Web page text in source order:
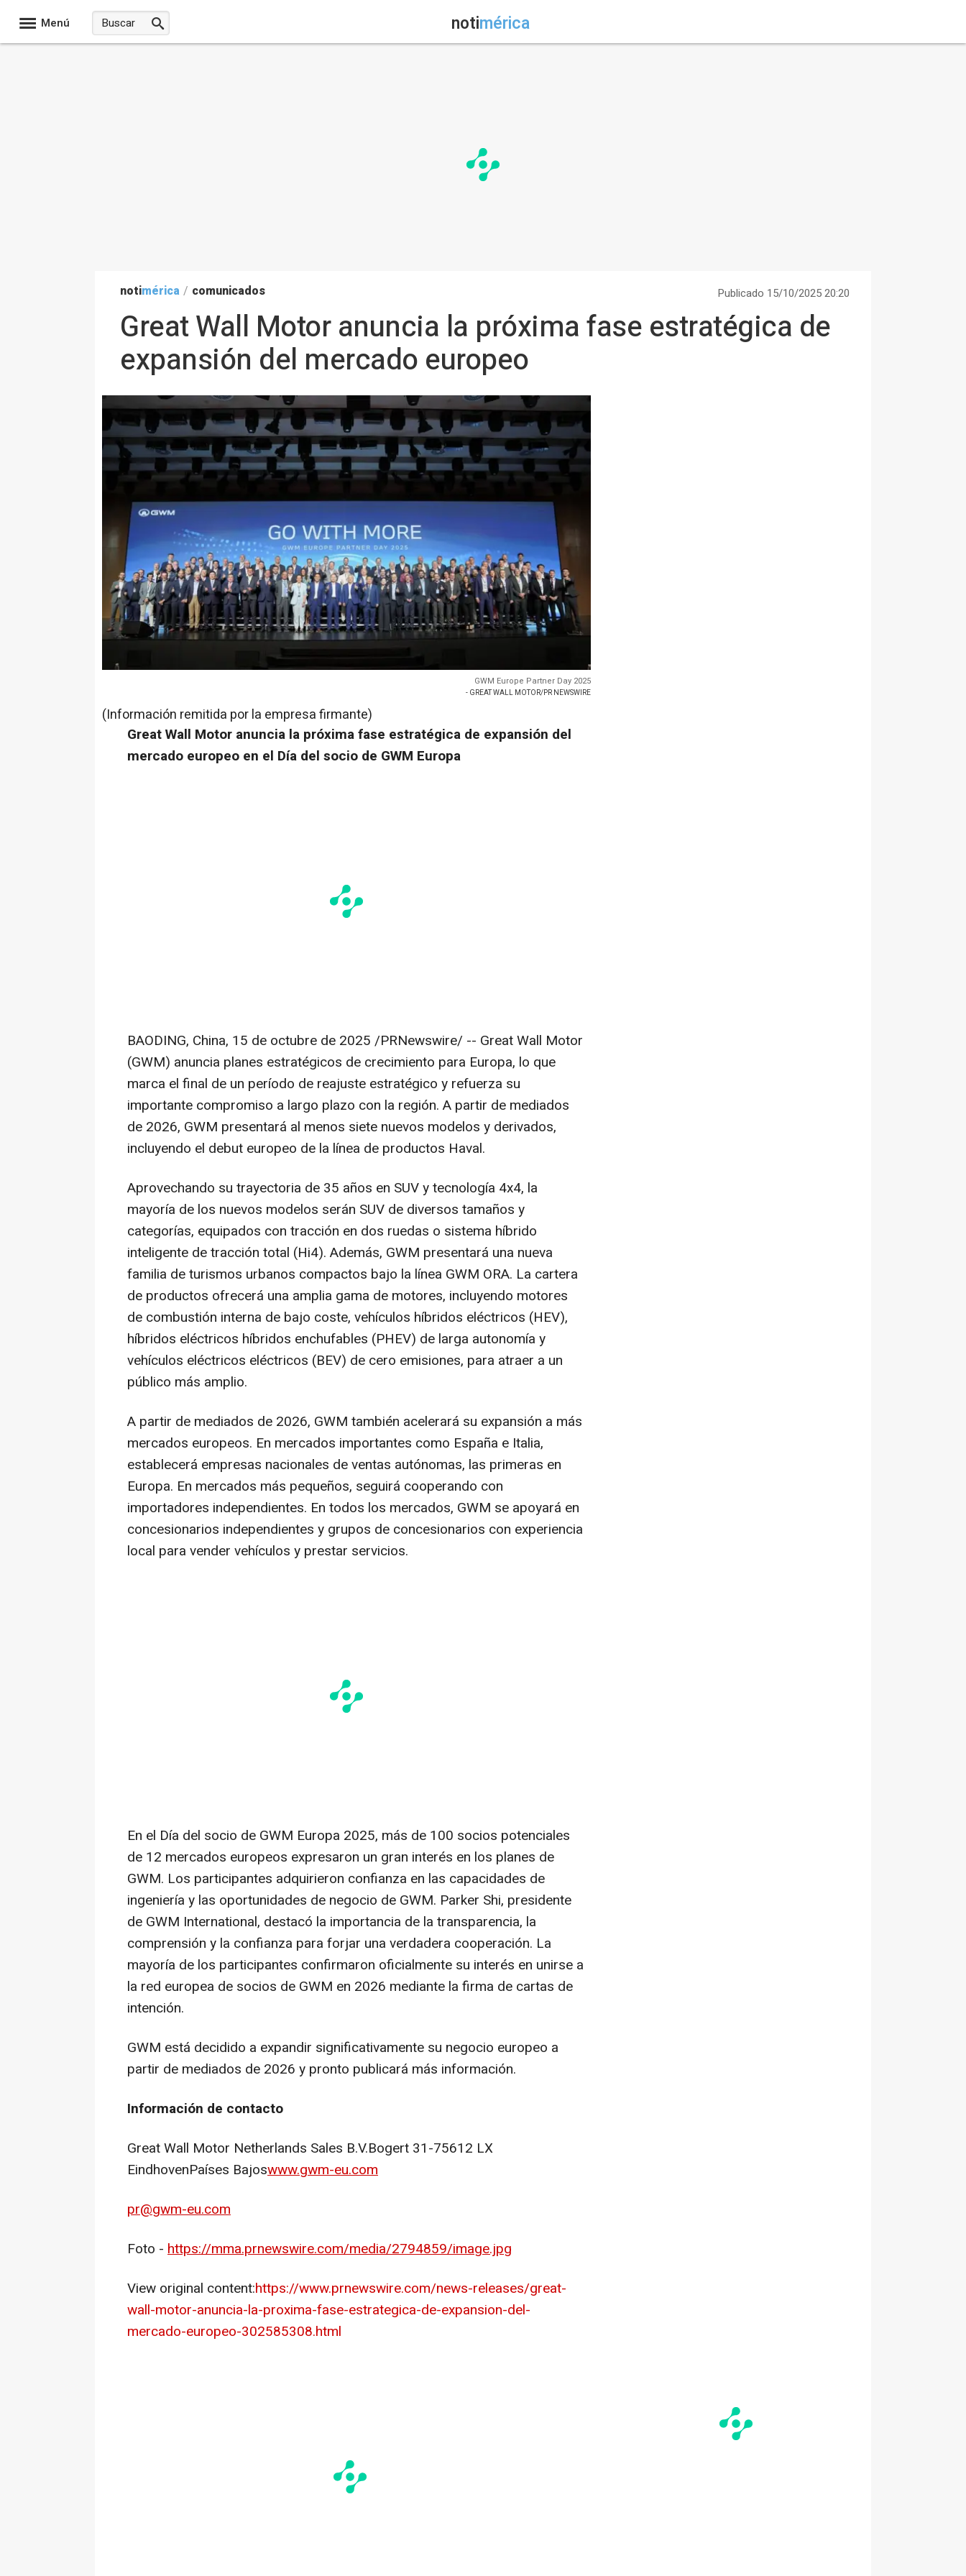
Menú notimérica
notimérica / comunicados Publicado 15/10/2025 20:20
Great Wall Motor anuncia la próxima fase estratégica de
expansión del mercado europeo
GWM Europe Partner Day 2025
- GREAT WALL MOTOR/PR NEWSWIRE
(Información remitida por la empresa firmante)
Great Wall Motor anuncia la próxima fase estratégica de expansión del
mercado europeo en el Día del socio de GWM Europa
BAODING, China, 15 de octubre de 2025 /PRNewswire/ -- Great Wall Motor
(GWM) anuncia planes estratégicos de crecimiento para Europa, lo que
marca el final de un período de reajuste estratégico y refuerza su
importante compromiso a largo plazo con la región. A partir de mediados
de 2026, GWM presentará al menos siete nuevos modelos y derivados,
incluyendo el debut europeo de la línea de productos Haval.
Aprovechando su trayectoria de 35 años en SUV y tecnología 4x4, la
mayoría de los nuevos modelos serán SUV de diversos tamaños y
categorías, equipados con tracción en dos ruedas o sistema híbrido
inteligente de tracción total (Hi4). Además, GWM presentará una nueva
familia de turismos urbanos compactos bajo la línea GWM ORA. La cartera
de productos ofrecerá una amplia gama de motores, incluyendo motores
de combustión interna de bajo coste, vehículos híbridos eléctricos (HEV),
híbridos eléctricos híbridos enchufables (PHEV) de larga autonomía y
vehículos eléctricos eléctricos (BEV) de cero emisiones, para atraer a un
público más amplio.
A partir de mediados de 2026, GWM también acelerará su expansión a más
mercados europeos. En mercados importantes como España e Italia,
establecerá empresas nacionales de ventas autónomas, las primeras en
Europa. En mercados más pequeños, seguirá cooperando con
importadores independientes. En todos los mercados, GWM se apoyará en
concesionarios independientes y grupos de concesionarios con experiencia
local para vender vehículos y prestar servicios.
En el Día del socio de GWM Europa 2025, más de 100 socios potenciales
de 12 mercados europeos expresaron un gran interés en los planes de
GWM. Los participantes adquirieron confianza en las capacidades de
ingeniería y las oportunidades de negocio de GWM. Parker Shi, presidente
de GWM International, destacó la importancia de la transparencia, la
comprensión y la confianza para forjar una verdadera cooperación. La
mayoría de los participantes confirmaron oficialmente su interés en unirse a
la red europea de socios de GWM en 2026 mediante la firma de cartas de
intención.
GWM está decidido a expandir significativamente su negocio europeo a
partir de mediados de 2026 y pronto publicará más información.
Información de contacto
Great Wall Motor Netherlands Sales B.V.Bogert 31-75612 LX
EindhovenPaíses Bajoswww.gwm-eu.com
pr@gwm-eu.com
Foto - https://mma.prnewswire.com/media/2794859/image.jpg
View original content:https://www.prnewswire.com/news-releases/great-
wall-motor-anuncia-la-proxima-fase-estrategica-de-expansion-del-
mercado-europeo-302585308.html